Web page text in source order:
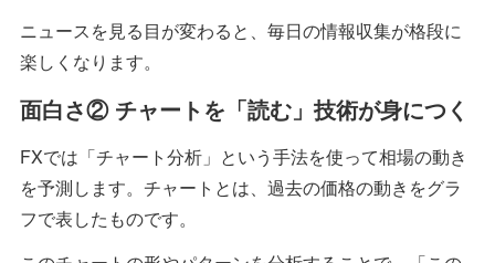
ニュースを見る目が変わると、毎日の情報収集が格段に
楽しくなります。
面白さ② チャートを「読む」技術が身につく
FXでは「チャート分析」という手法を使って相場の動き
を予測します。チャートとは、過去の価格の動きをグラ
フで表したものです。